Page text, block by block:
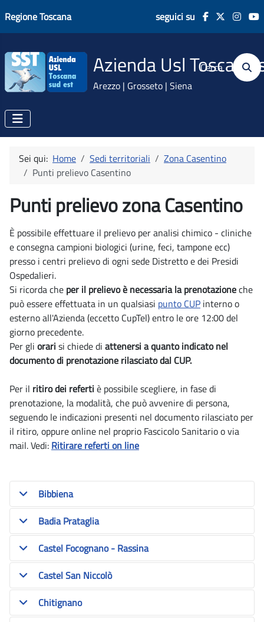
Regione Toscana seguici su
Azienda Usl Toscana
Arezzo | Grosseto | Siena
Cerca
Sei qui: Home Sedi territoriali
Zona Casentino
Punti prelievo Casentino
Punti prelievo zona Casentino
È possibile effettuare il prelievo per analisi chimico - cliniche
e consegna campioni biologici (urine, feci, tampone ecc)
presso i centri prelievo di ogni sede Distretto e dei Presidi
Ospedalieri.
Si ricorda che per il prelievo è necessaria la prenotazioneche
può essere effettuata in un qualsiasi punto CUP interno o
esterno all'Azienda (eccetto CupTel) entro le ore 12:00 del
giorno precedente.
Per gli orari si chiede di attenersi a quanto indicato nel
documento di prenotazione rilasciato dal CUP.
Per il ritiro dei referti è possibile scegliere, in fase di
prenotazione, la modalità, che può avvenire di persona,
seguendo le indicazioni presenti nel documento rilasciato per
il ritiro, oppure online nel proprio Fascicolo Sanitario o via
mail. Vedi: Ritirare referti on line
Bibbiena
Badia Prataglia
Castel Focognano - Rassina
Castel San Niccolò
Chitignano